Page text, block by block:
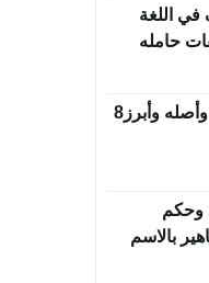
اللغة
حامله
معنى اسم سرى وأصله وأبرز8
وحكم